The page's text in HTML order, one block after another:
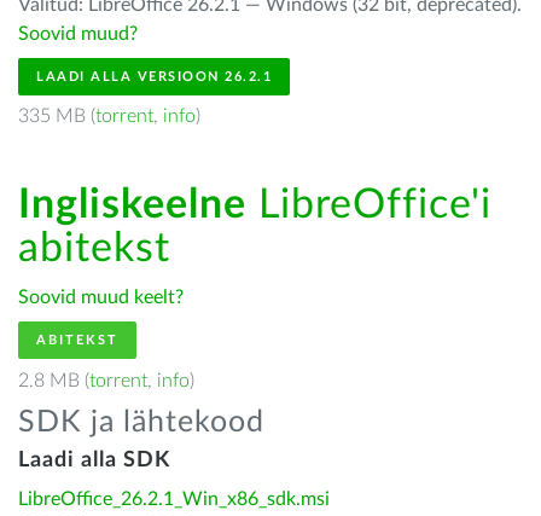
Valitud: LibreOffice 26.2.1 — Windows (32 bit, deprecated).
Soovid muud?
LAADI ALLA VERSIOON 26.2.1
335 MB (torrent, info)
Ingliskeelne LibreOffice'i
abitekst
Soovid muud keelt?
ABITEKST
2.8 MB (torrent, info)
SDK ja lähtekood
Laadi alla SDK
LibreOffice_26.2.1_Win_x86_sdk.msi